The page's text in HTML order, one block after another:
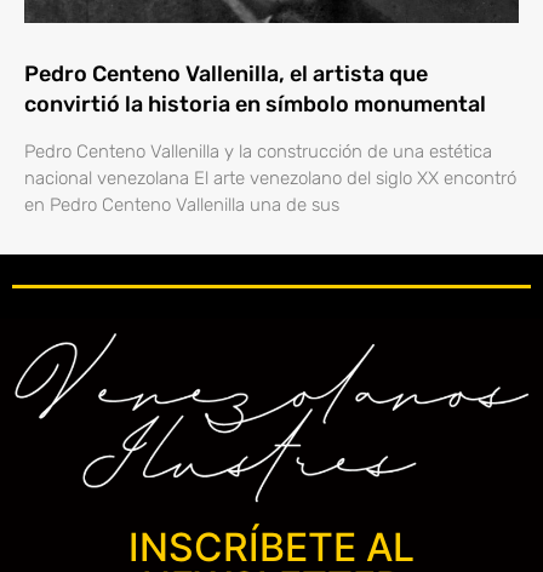
Pedro Centeno Vallenilla, el artista que
convirtió la historia en símbolo monumental
Pedro Centeno Vallenilla y la construcción de una estética
nacional venezolana El arte venezolano del siglo XX encontró
en Pedro Centeno Vallenilla una de sus
INSCRÍBETE AL